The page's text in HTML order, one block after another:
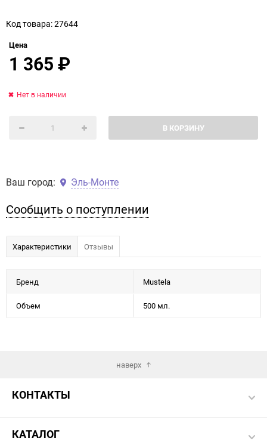
Код товара: 27644
Цена
1 365₽
В КОРЗИНУ
Нет в наличии
Ваш город: Эль-Монте
Сообщить о поступлении
Характеристики Отзывы
Бренд Mustela
Объем 500 мл.
наверх
КОНТАКТЫ
КАТАЛОГ